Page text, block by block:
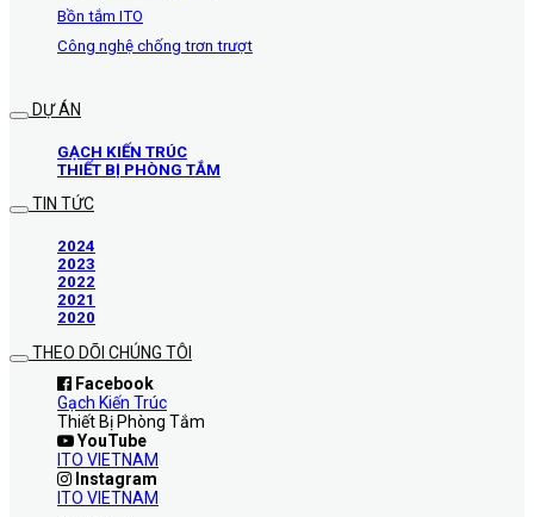
Bồn tắm ITO
Công nghệ chống trơn trượt
DỰ ÁN
GẠCH KIẾN TRÚC
THIẾT BỊ PHÒNG TẮM
TIN TỨC
2024
2023
2022
2021
2020
THEO DÕI CHÚNG TÔI
Facebook
Gạch Kiến Trúc
Thiết Bị Phòng Tắm
YouTube
ITO VIETNAM
Instagram
ITO VIETNAM